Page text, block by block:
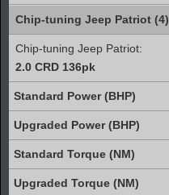
Chip-tuning Jeep Patriot (4)
Chip-tuning Jeep Patriot:
2.0 CRD 136pk